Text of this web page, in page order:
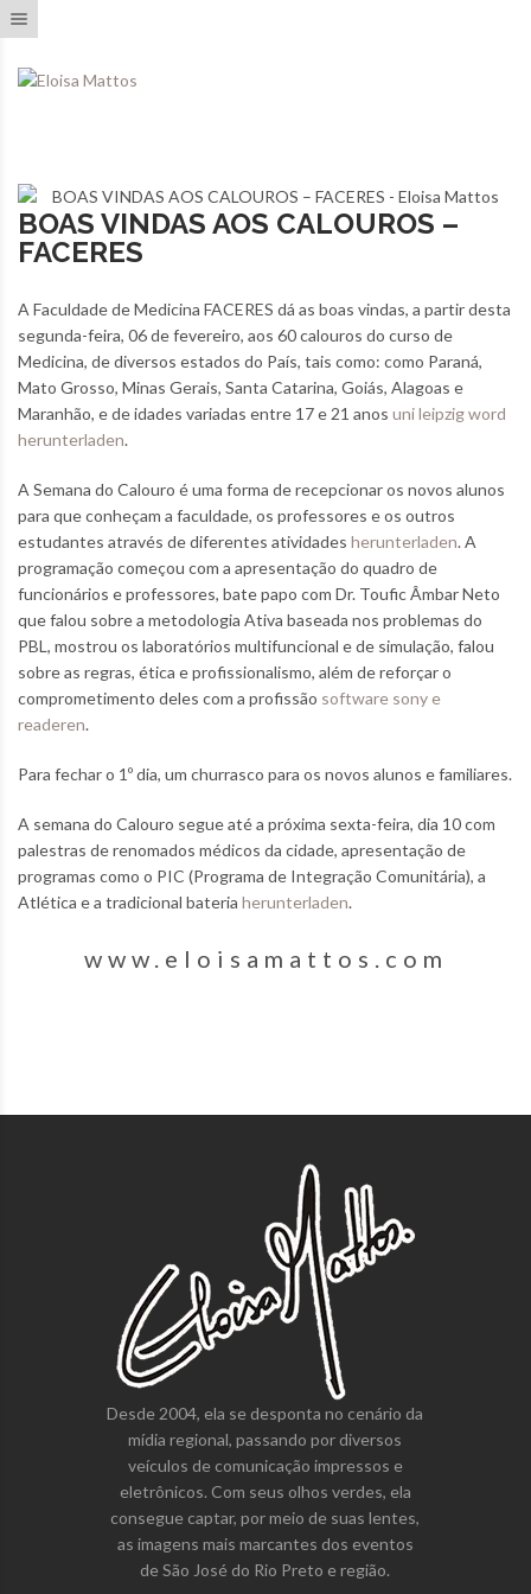
BOAS VINDAS AOS CALOUROS –
FACERES
A Faculdade de Medicina FACERES dá as boas vindas, a partir desta
segunda-feira, 06 de fevereiro, aos 60 calouros do curso de
Medicina, de diversos estados do País, tais como: como Paraná,
Mato Grosso, Minas Gerais, Santa Catarina, Goiás, Alagoas e
Maranhão, e de idades variadas entre 17 e 21 anos uni leipzig word
herunterladen.
A Semana do Calouro é uma forma de recepcionar os novos alunos
para que conheçam a faculdade, os professores e os outros
estudantes através de diferentes atividades herunterladen. A
programação começou com a apresentação do quadro de
funcionários e professores, bate papo com Dr. Toufic Âmbar Neto
que falou sobre a metodologia Ativa baseada nos problemas do
PBL, mostrou os laboratórios multifuncional e de simulação, falou
sobre as regras, ética e profissionalismo, além de reforçar o
comprometimento deles com a profissão software sony e
readeren.
Para fechar o 1º dia, um churrasco para os novos alunos e familiares.
A semana do Calouro segue até a próxima sexta-feira, dia 10 com
palestras de renomados médicos da cidade, apresentação de
programas como o PIC (Programa de Integração Comunitária), a
Atlética e a tradicional bateria herunterladen.
www.eloisamattos.com
Desde 2004, ela se desponta no cenário da
mídia regional, passando por diversos
veículos de comunicação impressos e
eletrônicos. Com seus olhos verdes, ela
consegue captar, por meio de suas lentes,
as imagens mais marcantes dos eventos
de São José do Rio Preto e região.